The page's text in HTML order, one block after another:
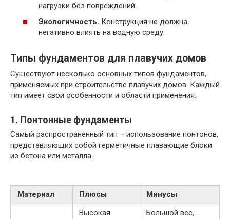
нагрузки без повреждений.
Экологичность. Конструкция не должна
негативно влиять на водную среду.
Типы фундаментов для плавучих домов
Существуют несколько основных типов фундаментов,
применяемых при строительстве плавучих домов. Каждый
тип имеет свои особенности и области применения.
1. Понтонные фундаменты
Самый распространенный тип – использование понтонов,
представляющих собой герметичные плавающие блоки
из бетона или металла.
Материал Плюсы Минусы
Высокая
Большой вес,